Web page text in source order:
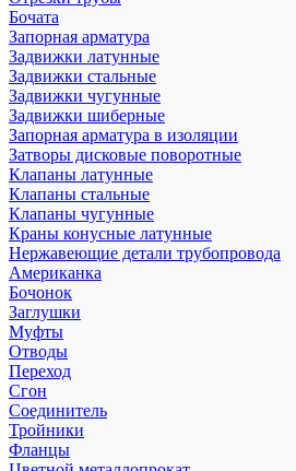
Бочата
Запорная арматура
Задвижки латунные
Задвижки стальные
Задвижки чугунные
Задвижки шиберные
Запорная арматура в изоляции
Затворы дисковые поворотные
Клапаны латунные
Клапаны стальные
Клапаны чугунные
Краны конусные латунные
Нержавеющие детали трубопровода
Американка
Бочонок
Заглушки
Муфты
Отводы
Переход
Сгон
Соединитель
Тройники
Фланцы